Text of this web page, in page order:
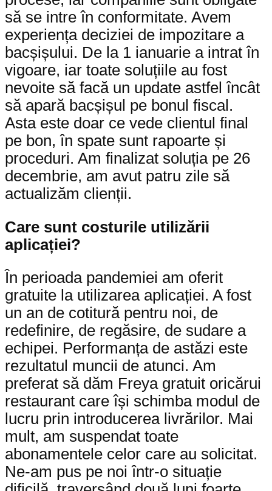
să se intre în conformitate. Avem
experiența deciziei de impozitare a
bacșișului. De la 1 ianuarie a intrat în
vigoare, iar toate soluțiile au fost
nevoite să facă un update astfel încât
să apară bacșișul pe bonul fiscal.
Asta este doar ce vede clientul final
pe bon, în spate sunt rapoarte și
proceduri. Am finalizat soluția pe 26
decembrie, am avut patru zile să
actualizăm clienții.
Care sunt costurile utilizării
aplicației?
În perioada pandemiei am oferit
gratuite la utilizarea aplicației. A fost
un an de cotitură pentru noi, de
redefinire, de regăsire, de sudare a
echipei. Performanța de astăzi este
rezultatul muncii de atunci. Am
preferat să dăm Freya gratuit oricărui
restaurant care își schimba modul de
lucru prin introducerea livrărilor. Mai
mult, am suspendat toate
abonamentele celor care au solicitat.
Ne-am pus pe noi într-o situație